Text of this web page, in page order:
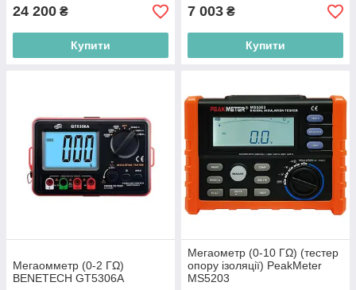
24 200 ₴
Купити
7 003 ₴
Купити
Мегаомметр (0-2 ГΩ)
BENETECH GT5306A
Мегаометр (0-10 ГΩ) (тестер
опору ізоляції) PeakMeter
MS5203